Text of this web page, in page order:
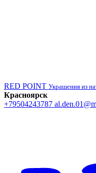
RED POINT Украшения из
Красноярск
+79504243787